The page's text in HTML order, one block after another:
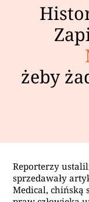
żeby
Reporterzy
sprzedawały
Medical, chińską